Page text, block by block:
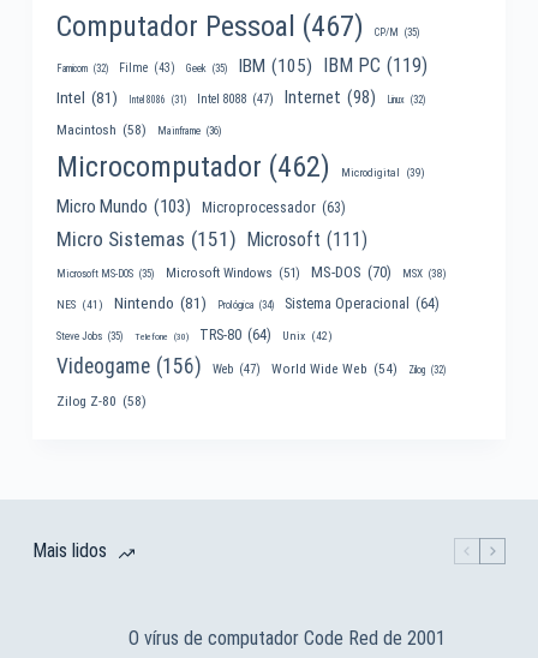
Computador Pessoal (467) CP/M (35)
Famicom (32) Filme (43) Geek (35) IBM (105) IBM PC (119)
Intel (81) Intel 8086 (31) Intel 8088 (47) Internet (98) Linux (32)
Macintosh (58) Mainframe (36)
Microcomputador (462) Microdigital (39)
Micro Mundo (103) Microprocessador (63)
Micro Sistemas (151) Microsoft (111)
Microsoft MS-DOS (35) Microsoft Windows (51) MS-DOS (70) MSX (38)
NES (41) Nintendo (81) Prológica (34) Sistema Operacional (64)
Steve Jobs (35) Telefone (30) TRS-80 (64) Unix (42)
Videogame (156) Web (47) World Wide Web (54) Zilog (32)
Zilog Z-80 (58)
Mais lidos
O vírus de computador Code Red de 2001